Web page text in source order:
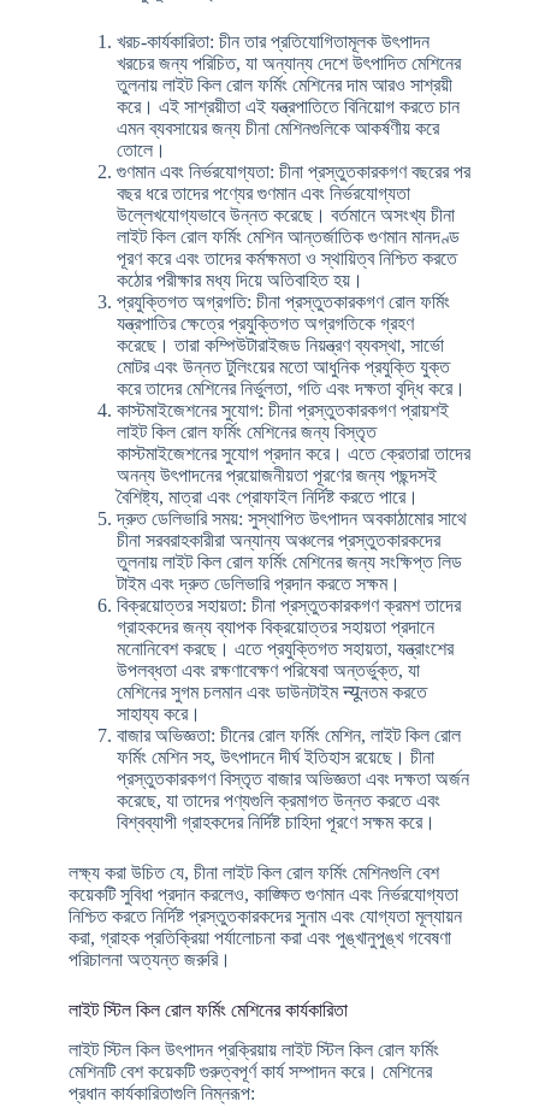
খরচ-কার্যকারিতা: চীন তার প্রতিযোগিতামূলক উৎপাদন
খরচের জন্য পরিচিত, যা অন্যান্য দেশে উৎপাদিত মেশিনের
তুলনায় লাইট কিল রোল ফর্মিং মেশিনের দাম আরও সাশ্রয়ী
করে। এই সাশ্রয়ীতা এই যন্ত্রপাতিতে বিনিয়োগ করতে চান
এমন ব্যবসায়ের জন্য চীনা মেশিনগুলিকে আকর্ষণীয় করে
তোলে।
গুণমান এবং নির্ভরযোগ্যতা: চীনা প্রস্তুতকারকগণ বছরের পর
বছর ধরে তাদের পণ্যের গুণমান এবং নির্ভরযোগ্যতা
উল্লেখযোগ্যভাবে উন্নত করেছে। বর্তমানে অসংখ্য চীনা
লাইট কিল রোল ফর্মিং মেশিন আন্তর্জাতিক গুণমান মানদণ্ড
পূরণ করে এবং তাদের কর্মক্ষমতা ও স্থায়িত্ব নিশ্চিত করতে
কঠোর পরীক্ষার মধ্য দিয়ে অতিবাহিত হয়।
প্রযুক্তিগত অগ্রগতি: চীনা প্রস্তুতকারকগণ রোল ফর্মিং
যন্ত্রপাতির ক্ষেত্রে প্রযুক্তিগত অগ্রগতিকে গ্রহণ
করেছে। তারা কম্পিউটারাইজড নিয়ন্ত্রণ ব্যবস্থা, সার্ভো
মোটর এবং উন্নত টুলিংয়ের মতো আধুনিক প্রযুক্তি যুক্ত
করে তাদের মেশিনের নির্ভুলতা, গতি এবং দক্ষতা বৃদ্ধি করে।
কাস্টমাইজেশনের সুযোগ: চীনা প্রস্তুতকারকগণ প্রায়শই
লাইট কিল রোল ফর্মিং মেশিনের জন্য বিস্তৃত
কাস্টমাইজেশনের সুযোগ প্রদান করে। এতে ক্রেতারা তাদের
অনন্য উৎপাদনের প্রয়োজনীয়তা পূরণের জন্য পছন্দসই
বৈশিষ্ট্য, মাত্রা এবং প্রোফাইল নির্দিষ্ট করতে পারে।
দ্রুত ডেলিভারি সময়: সুস্থাপিত উৎপাদন অবকাঠামোর সাথে
চীনা সরবরাহকারীরা অন্যান্য অঞ্চলের প্রস্তুতকারকদের
তুলনায় লাইট কিল রোল ফর্মিং মেশিনের জন্য সংক্ষিপ্ত লিড
টাইম এবং দ্রুত ডেলিভারি প্রদান করতে সক্ষম।
বিক্রয়োত্তর সহায়তা: চীনা প্রস্তুতকারকগণ ক্রমশ তাদের
গ্রাহকদের জন্য ব্যাপক বিক্রয়োত্তর সহায়তা প্রদানে
মনোনিবেশ করছে। এতে প্রযুক্তিগত সহায়তা, যন্ত্রাংশের
উপলব্ধতা এবং রক্ষণাবেক্ষণ পরিষেবা অন্তর্ভুক্ত, যা
মেশিনের সুগম চলমান এবং ডাউনটাইম न्यूনতম করতে
সাহায্য করে।
বাজার অভিজ্ঞতা: চীনের রোল ফর্মিং মেশিন, লাইট কিল রোল
ফর্মিং মেশিন সহ, উৎপাদনে দীর্ঘ ইতিহাস রয়েছে। চীনা
প্রস্তুতকারকগণ বিস্তৃত বাজার অভিজ্ঞতা এবং দক্ষতা অর্জন
করেছে, যা তাদের পণ্যগুলি ক্রমাগত উন্নত করতে এবং
বিশ্বব্যাপী গ্রাহকদের নির্দিষ্ট চাহিদা পূরণে সক্ষম করে।
লক্ষ্য করা উচিত যে, চীনা লাইট কিল রোল ফর্মিং মেশিনগুলি বেশ
কয়েকটি সুবিধা প্রদান করলেও, কাঙ্ক্ষিত গুণমান এবং নির্ভরযোগ্যতা
নিশ্চিত করতে নির্দিষ্ট প্রস্তুতকারকদের সুনাম এবং যোগ্যতা মূল্যায়ন
করা, গ্রাহক প্রতিক্রিয়া পর্যালোচনা করা এবং পুঙ্খানুপুঙ্খ গবেষণা
পরিচালনা অত্যন্ত জরুরি।
লাইট স্টিল কিল রোল ফর্মিং মেশিনের কার্যকারিতা
লাইট স্টিল কিল উৎপাদন প্রক্রিয়ায় লাইট স্টিল কিল রোল ফর্মিং
মেশিনটি বেশ কয়েকটি গুরুত্বপূর্ণ কার্য সম্পাদন করে। মেশিনের
প্রধান কার্যকারিতাগুলি নিম্নরূপ: